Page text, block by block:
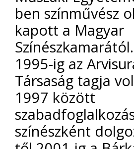
ben színművész
kapott a Magyar
1995-ig az
Társaság tagja
1997 között
színészként